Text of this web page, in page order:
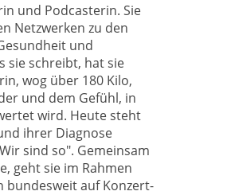
und Podcasterin. Sie
Netzwerken zu den
und
sie schreibt, hat sie
wog über 180 Kilo,
und dem Gefühl, in
wird. Heute steht
ihrer Diagnose
sind so". Gemeinsam
geht sie im Rahmen
bundesweit auf Konzert-